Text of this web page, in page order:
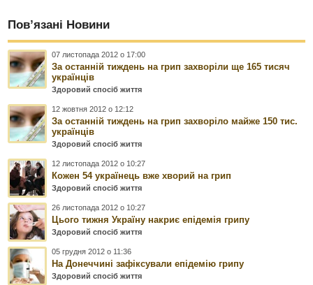
Пов’язані Новини
07 листопада 2012 о 17:00
За останній тиждень на грип захворіли ще 165 тисяч
українців
Здоровий спосіб життя
12 жовтня 2012 о 12:12
За останній тиждень на грип захворіло майже 150 тис.
українців
Здоровий спосіб життя
12 листопада 2012 о 10:27
Кожен 54 українець вже хворий на грип
Здоровий спосіб життя
26 листопада 2012 о 10:27
Цього тижня Україну накриє епідемія грипу
Здоровий спосіб життя
05 грудня 2012 о 11:36
На Донеччині зафіксували епідемію грипу
Здоровий спосіб життя